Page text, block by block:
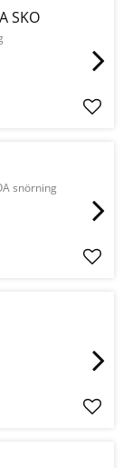
SKO
snörning